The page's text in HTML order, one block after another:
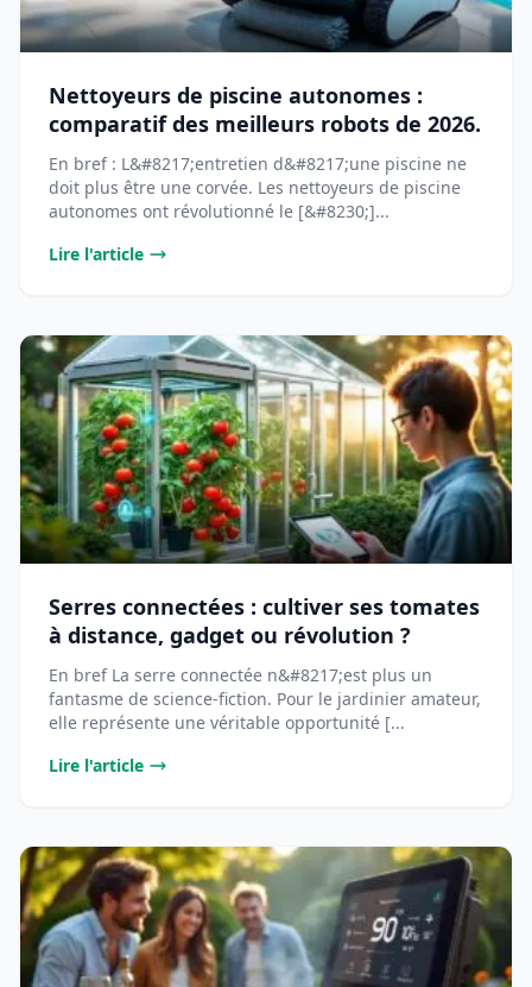
Nettoyeurs de piscine autonomes :
comparatif des meilleurs robots de 2026.
En bref : L&#8217;entretien d&#8217;une piscine ne
doit plus être une corvée. Les nettoyeurs de piscine
autonomes ont révolutionné le [&#8230;]...
Lire l'article
Serres connectées : cultiver ses tomates
à distance, gadget ou révolution ?
En bref La serre connectée n&#8217;est plus un
fantasme de science-fiction. Pour le jardinier amateur,
elle représente une véritable opportunité [...
Lire l'article